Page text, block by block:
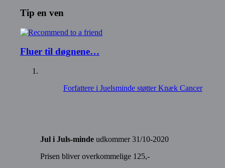
Tip en ven
Fluer til døgnene…
Forfattere i Juelsminde støtter Knæk Cancer
Jul i Juls-minde udkommer 31/10-2020
Prisen bliver overkommelige 125,-